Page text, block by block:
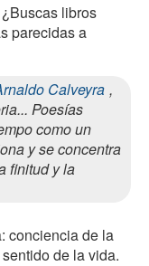
libros
parecidas a
Calveyra ,
Poesías
como un
y se concentra
finitud y la
conciencia de la
de la vida.